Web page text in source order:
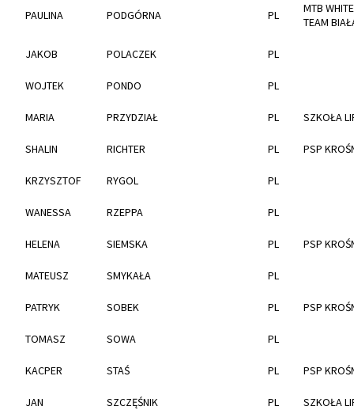
PAULINA PODGÓRNA PL
MTB WHITE
TEAM
JAKOB POLACZEK PL
WOJTEK PONDO PL
MARIA PRZYDZIAŁ PL SZKOŁA
SHALIN RICHTER PL PSP
KRZYSZTOF RYGOL PL
WANESSA RZEPPA PL
HELENA SIEMSKA PL PSP
MATEUSZ SMYKAŁA PL
PATRYK SOBEK PL PSP
TOMASZ SOWA PL
KACPER STAŚ PL PSP
JAN SZCZĘŚNIK PL SZKOŁA